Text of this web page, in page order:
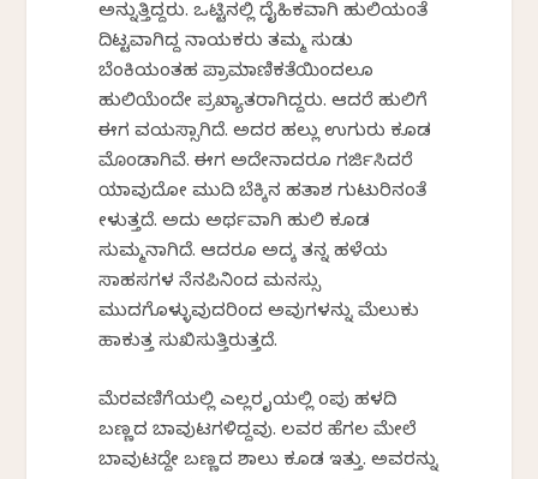
ಅನ್ನುತ್ತಿದ್ದರು. ಒಟ್ಟಿನಲ್ಲಿ ದೈಹಿಕವಾಗಿ ಹುಲಿಯಂತೆ
ದಿಟ್ಟವಾಗಿದ್ದ ನಾಯಕರು ತಮ್ಮ ಸುಡು
ಬೆಂಕಿಯಂತಹ ಪ್ರಾಮಾಣಿಕತೆಯಿಂದಲೂ
ಹುಲಿಯೆಂದೇ ಪ್ರಖ್ಯಾತರಾಗಿದ್ದರು. ಆದರೆ ಹುಲಿಗೆ
ಈಗ ವಯಸ್ಸಾಗಿದೆ. ಅದರ ಹಲ್ಲು ಉಗುರು ಕೂಡ
ಮೊಂಡಾಗಿವೆ. ಈಗ ಅದೇನಾದರೂ ಗರ್ಜಿಸಿದರೆ
ಯಾವುದೋ ಮುದಿ ಬೆಕ್ಕಿನ ಹತಾಶ ಗುಟುರಿನಂತೆ
ಕೇಳುತ್ತದೆ. ಅದು ಅರ್ಥವಾಗಿ ಹುಲಿ ಕೂಡ
ಸುಮ್ಮನಾಗಿದೆ. ಆದರೂ ಅದಕ್ಕೆ ತನ್ನ ಹಳೆಯ
ಸಾಹಸಗಳ ನೆನಪಿನಿಂದ ಮನಸ್ಸು
ಮುದಗೊಳ್ಳುವುದರಿಂದ ಅವುಗಳನ್ನು ಮೆಲುಕು
ಹಾಕುತ್ತ ಸುಖಿಸುತ್ತಿರುತ್ತದೆ.
ಮೆರವಣಿಗೆಯಲ್ಲಿ ಎಲ್ಲರ ಕೈಯಲ್ಲಿ ಕೆಂಪು ಹಳದಿ
ಬಣ್ಣದ ಬಾವುಟಗಳಿದ್ದವು. ಕೆಲವರ ಹೆಗಲ ಮೇಲೆ
ಬಾವುಟದ್ದೇ ಬಣ್ಣದ ಶಾಲು ಕೂಡ ಇತ್ತು. ಅವರನ್ನು